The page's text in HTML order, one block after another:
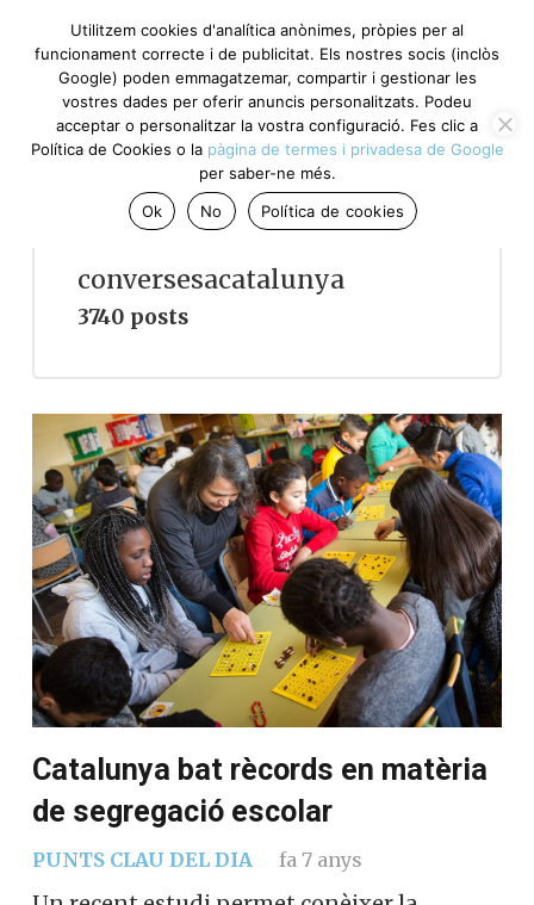
conversesacatalunya
3740 posts
Catalunya bat rècords en matèria
de segregació escolar
PUNTS CLAU DEL DIA fa 7 anys
Utilitzem cookies d'analítica anònimes, pròpies per al
funcionament correcte i de publicitat. Els nostres socis (inclòs
Google) poden emmagatzemar, compartir i gestionar les
vostres dades per oferir anuncis personalitzats. Podeu
acceptar o personalitzar la vostra configuració. Fes clic a
Política de Cookies o la pàgina de termes i privadesa de Google
per saber-ne més.
Ok
No Política de cookies